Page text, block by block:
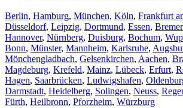
Berlin, Hamburg, München, Köln, Frankfurt
Düsseldorf, Leipzig, Dortmund, Essen,
Hannover, Nürnberg, Duisburg, Bochum,
Bonn, Münster, Mannheim, Karlsruhe,
Mönchengladbach, Gelsenkirchen, Aachen,
Magdeburg, Krefeld, Mainz, Lübeck, Erfurt,
Hagen, Saarbrücken, Ludwigshafen,
Darmstadt, Heidelberg, Solingen, Neuss,
Fürth, Heilbronn, Pforzheim, Würzburg